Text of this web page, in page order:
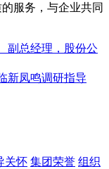
服务，与企业共同
副总经理，股份公
新凤鸣调研指导
关怀 集团荣誉 组织